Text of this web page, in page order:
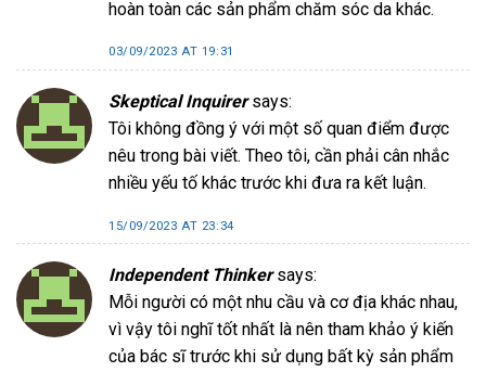
hoàn toàn các sản phẩm chăm sóc da khác.
03/09/2023 AT 19:31
Skeptical Inquirer says:
Tôi không đồng ý với một số quan điểm được
nêu trong bài viết. Theo tôi, cần phải cân nhắc
nhiều yếu tố khác trước khi đưa ra kết luận.
15/09/2023 AT 23:34
Independent Thinker says:
Mỗi người có một nhu cầu và cơ địa khác nhau,
vì vậy tôi nghĩ tốt nhất là nên tham khảo ý kiến
của bác sĩ trước khi sử dụng bất kỳ sản phẩm